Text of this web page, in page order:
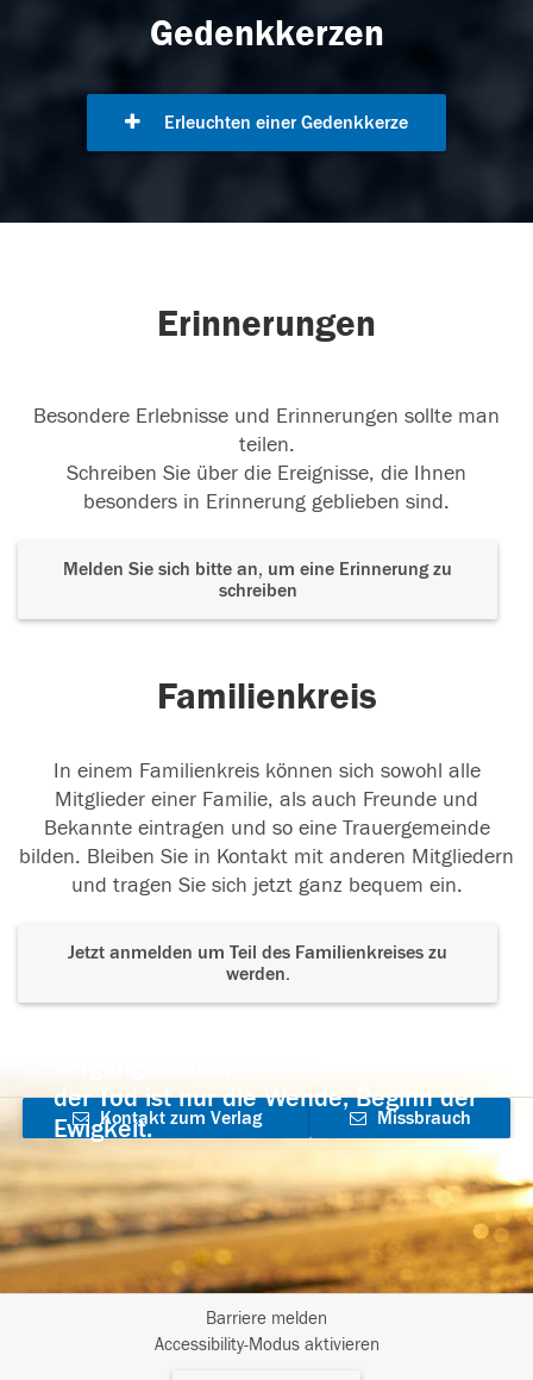
Gedenkkerzen
Erleuchten einer Gedenkkerze
Erinnerungen
Besondere Erlebnisse und Erinnerungen sollte man
teilen.
Schreiben Sie über die Ereignisse, die Ihnen
besonders in Erinnerung geblieben sind.
Melden Sie sich bitte an, um eine Erinnerung zu
schreiben
Familienkreis
In einem Familienkreis können sich sowohl alle
Mitglieder einer Familie, als auch Freunde und
Bekannte eintragen und so eine Trauergemeinde
bilden. Bleiben Sie in Kontakt mit anderen Mitgliedern
und tragen Sie sich jetzt ganz bequem ein.
Jetzt anmelden um Teil des Familienkreises zu
werden.
der Tod ist nur die Wende, Beginn der
Ewigkeit.
Kontakt zum Verlag
aufnehmen
Missbrauch
Barriere melden
Accessibility-Modus aktivieren